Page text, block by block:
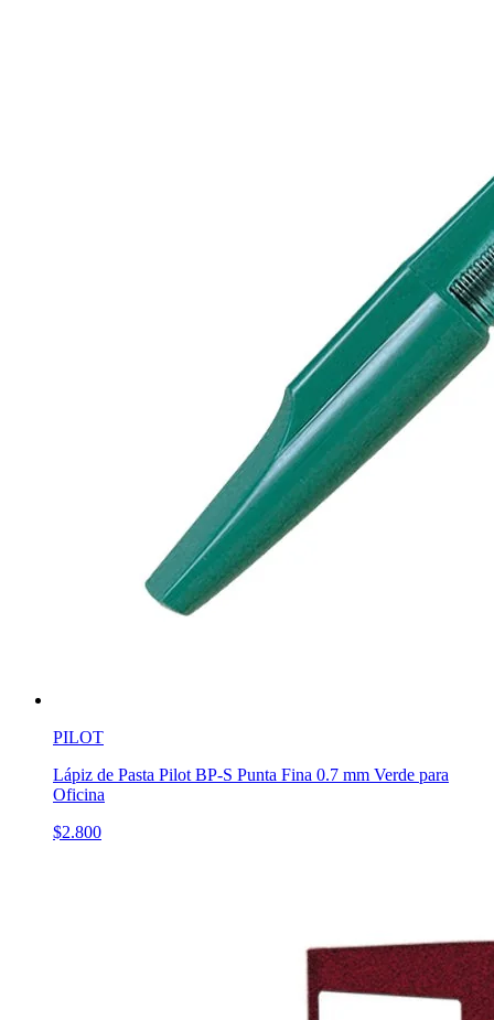
PILOT
Lápiz de Pasta Pilot BP-S Punta Fina 0.7 mm Verde para
Oficina
$2.800